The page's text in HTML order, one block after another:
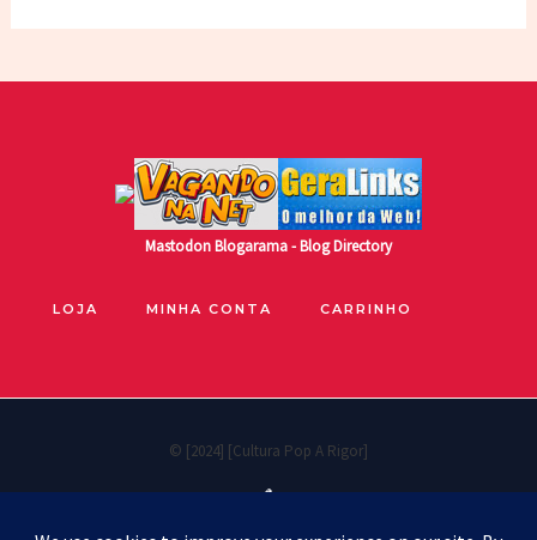
MastodonBlogarama - Blog Directory
LOJA MINHA CONTA CARRINHO
© [2024] [Cultura Pop A Rigor]
🐧
Políticas de privacidade